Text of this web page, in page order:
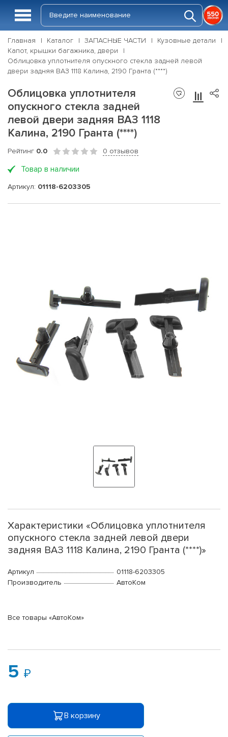
Главная Каталог ЗАПАСНЫЕ ЧАСТИ
Кузовные детали
Капот, крышки багажника, двери
Облицовка уплотнителя опускного стекла задней левой
двери задняя ВАЗ 1118 Калина, 2190 Гранта (****)
Облицовка уплотнителя
опускного стекла задней
левой двери задняя ВАЗ 1118
Калина, 2190 Гранта (****)
Рейтинг 0.0 0 отзывов
Товар в наличии
Артикул: 01118-6203305
Характеристики «Облицовка уплотнителя
опускного стекла задней левой двери
задняя ВАЗ 1118 Калина, 2190 Гранта (****)»
Артикул
01118-6203305
Производитель
АвтоКом
Все товары «АвтоКом»
5
В корзину